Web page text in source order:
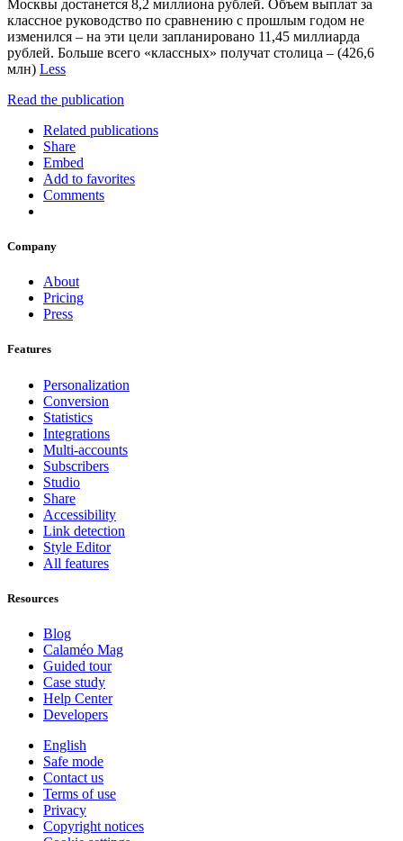
Москвы достанется 8,2 миллиона рублей. Объем выплат за
классное руководство по сравнению с прошлым годом не
изменился ‒ на эти цели запланировано 11,45 миллиарда
рублей. Больше всего «классных» получат столица ‒ (426,6
млн) Less
Read the publication
Related publications
Share
Embed
Add to favorites
Comments
Company
About
Pricing
Press
Features
Personalization
Conversion
Statistics
Integrations
Multi-accounts
Subscribers
Studio
Share
Accessibility
Link detection
Style Editor
All features
Resources
Blog
Calaméo Mag
Guided tour
Case study
Help Center
Developers
English
Safe mode
Contact us
Terms of use
Privacy
Copyright notices